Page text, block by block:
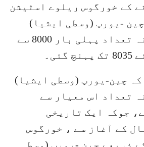
کے خورگوس ریلوے اسٹیشن
-یورپ (وسطی ایشیا)
ٹرینوں کی سالانہ تعداد پہلی بار 8000 سے
کہ چین-یورپ (وسطی ایشیا)
تعداد اس معیار سے
جوکہ ایک تاریخی
کے آغاز سے ، خورگوس
ذریعے چین -یورپ (وسطی